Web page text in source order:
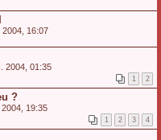
2004, 16:07
2004, 01:35
1 2
?
19:35
1 2 3 4